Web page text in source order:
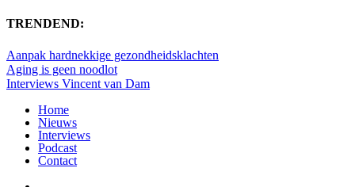
TRENDEND:
Aanpak hardnekkige gezondheidsklachten
Aging is geen noodlot
Interviews Vincent van Dam
Home
Nieuws
Interviews
Podcast
Contact